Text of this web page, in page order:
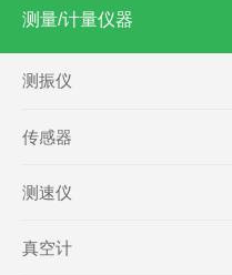
测量/计量仪器
测振仪
传感器
测速仪
真空计